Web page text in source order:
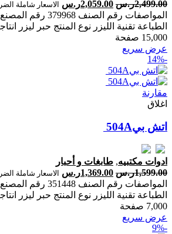
2,499.00ر.س 2,059.00ر.س الاسعار شاملة
15,000 صفحة‎
عرض سريع
-14%
مقارنة
اغلاق
ادوات مكتبيه, طابغات و أحبار
1,599.00ر.س 1,369.00ر.س الاسعار شاملة
7,000 صفحة‎
عرض سريع
-9%